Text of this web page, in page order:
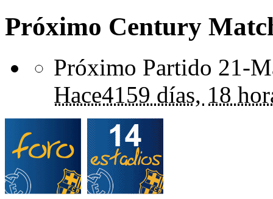
Próximo Century
Próximo Partido 21-
Hace4159 días, 18